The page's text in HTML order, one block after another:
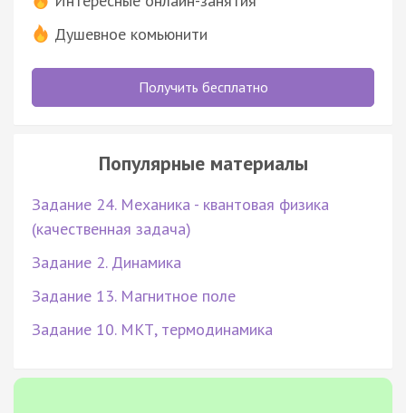
Душевное комьюнити
Получить бесплатно
Популярные материалы
Задание 24. Механика - квантовая физика
(качественная задача)
Задание 2. Динамика
Задание 13. Магнитное поле
Задание 10. МКТ, термодинамика